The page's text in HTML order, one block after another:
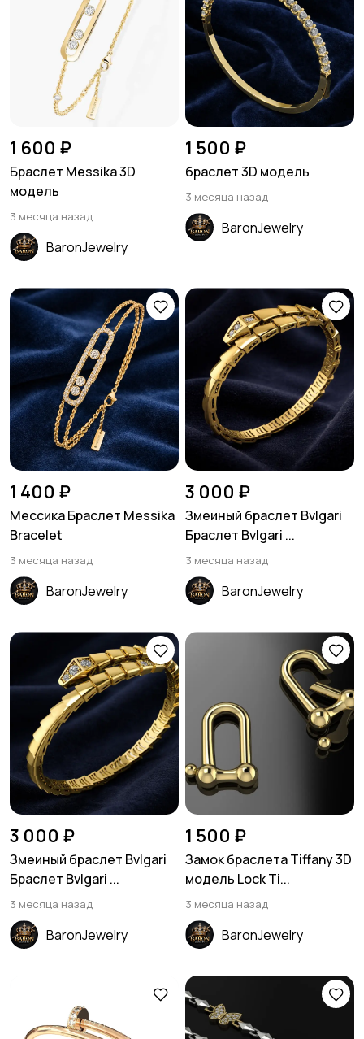
1 600 ₽
Браслет Messika 3D
модель
3 месяца назад
BaronJewelry
1 500 ₽
браслет 3D модель
3 месяца назад
BaronJewelry
1 400 ₽
Мессика Браслет Messika
Bracelet
3 месяца назад
BaronJewelry
3 000 ₽
Змеиный браслет Bvlgari
Браслет Bvlgari ...
3 месяца назад
BaronJewelry
3 000 ₽
Змеиный браслет Bvlgari
Браслет Bvlgari ...
3 месяца назад
BaronJewelry
1 500 ₽
Замок браслета Tiffany 3D
модель Lock Ti...
3 месяца назад
BaronJewelry